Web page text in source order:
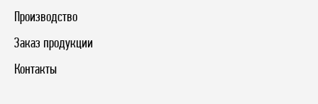
Производство
Заказ продукции
Контакты